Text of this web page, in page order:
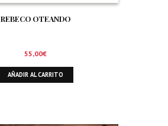
REBECO OTEANDO
55,00€
AÑADIR AL CARRITO